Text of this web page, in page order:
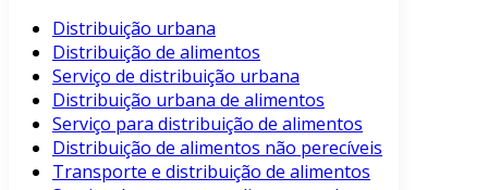
Distribuição urbana
Distribuição de alimentos
Serviço de distribuição urbana
Distribuição urbana de alimentos
Serviço para distribuição de alimentos
Distribuição de alimentos não perecíveis
Transporte e distribuição de alimentos